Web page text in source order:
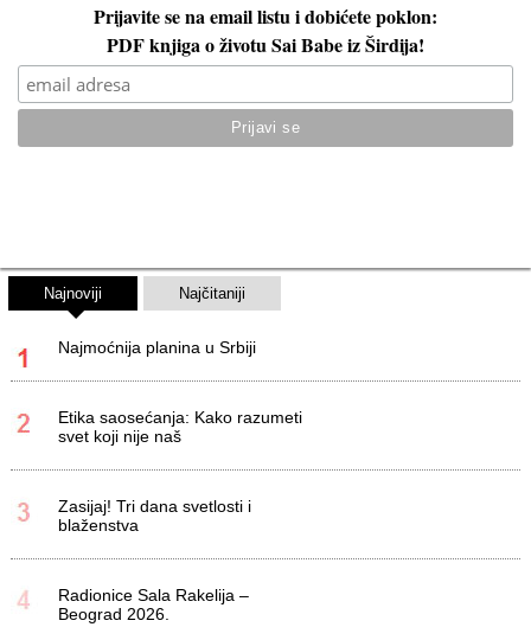
Prijavite se na email listu i dobićete poklon:
PDF knjiga o životu Sai Babe iz Širdija!
Najnoviji Najčitaniji
Najmoćnija planina u Srbiji
Etika saosećanja: Kako razumeti
svet koji nije naš
Zasijaj! Tri dana svetlosti i
blaženstva
Radionice Sala Rakelija –
Beograd 2026.